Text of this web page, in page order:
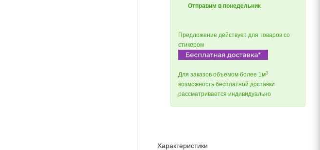
Отправим в понедельник
Предложение действует для товаров со
стикером
Для заказов объемом более 1м3
возможность бесплатной доставки
рассматривается индивидуально
Характеристики